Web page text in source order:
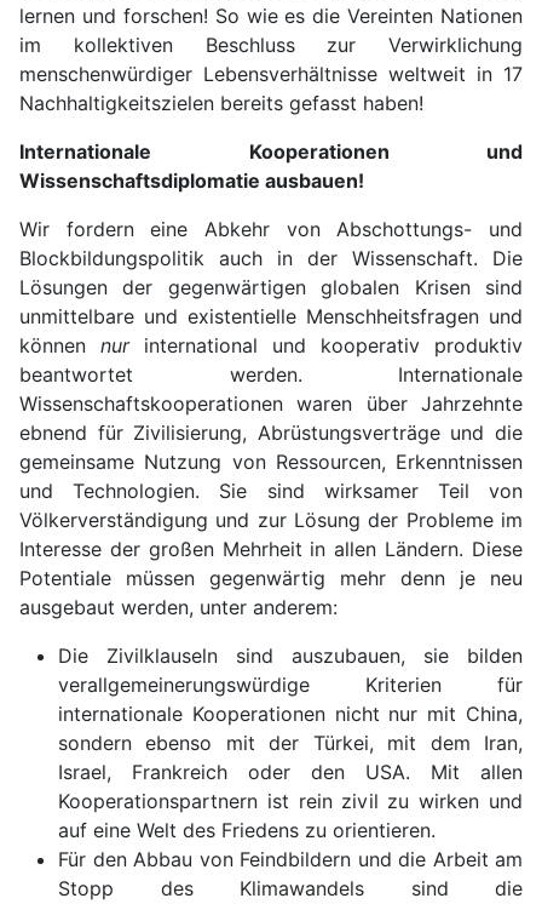
lernen und forschen! So wie es die Vereinten Nationen
im kollektiven Beschluss zur Verwirklichung
menschenwürdiger Lebensverhältnisse weltweit in 17
Nachhaltigkeitszielen bereits gefasst haben!
Internationale Kooperationen und
Wissenschaftsdiplomatie ausbauen!
Wir fordern eine Abkehr von Abschottungs- und
Blockbildungspolitik auch in der Wissenschaft. Die
Lösungen der gegenwärtigen globalen Krisen sind
unmittelbare und existentielle Menschheitsfragen und
können nurinternational und kooperativ produktiv
beantwortet werden. Internationale
Wissenschaftskooperationen waren über Jahrzehnte
ebnend für Zivilisierung, Abrüstungsverträge und die
gemeinsame Nutzung von Ressourcen, Erkenntnissen
und Technologien. Sie sind wirksamer Teil von
Völkerverständigung und zur Lösung der Probleme im
Interesse der großen Mehrheit in allen Ländern. Diese
Potentiale müssen gegenwärtig mehr denn je neu
ausgebaut werden, unter anderem:
Die Zivilklauseln sind auszubauen, sie bilden
verallgemeinerungswürdige Kriterien für
internationale Kooperationen nicht nur mit China,
sondern ebenso mit der Türkei, mit dem Iran,
Israel, Frankreich oder den USA. Mit allen
Kooperationspartnern ist rein zivil zu wirken und
auf eine Welt des Friedens zu orientieren.
Für den Abbau von Feindbildern und die Arbeit am
Stopp des Klimawandels sind die